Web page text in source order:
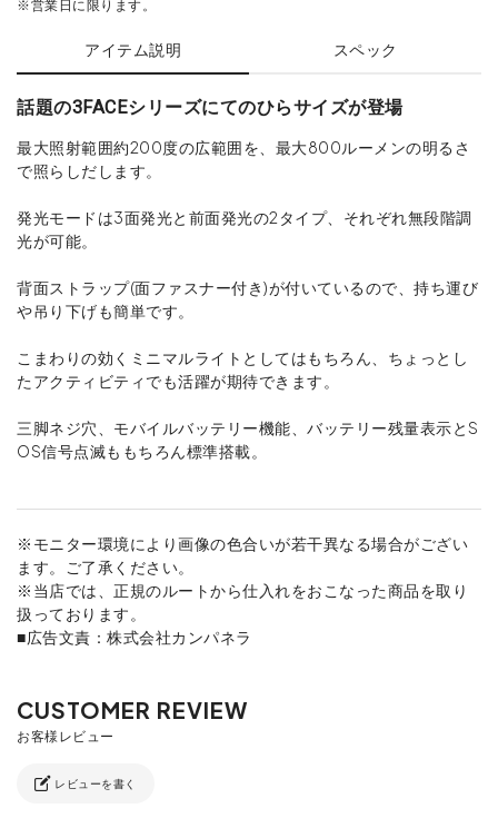
※営業日に限ります。
アイテム説明 スペック
話題の3FACEシリーズにてのひらサイズが登場
最大照射範囲約200度の広範囲を、最大800ルーメンの明るさ
で照らしだします。
発光モードは3面発光と前面発光の2タイプ、それぞれ無段階調
光が可能。
背面ストラップ(面ファスナー付き)が付いているので、持ち運び
や吊り下げも簡単です。
こまわりの効くミニマルライトとしてはもちろん、ちょっとし
たアクティビティでも活躍が期待できます。
三脚ネジ穴、モバイルバッテリー機能、バッテリー残量表示とS
OS信号点滅ももちろん標準搭載。
※モニター環境により画像の色合いが若干異なる場合がござい
ます。ご了承ください。
※当店では、正規のルートから仕入れをおこなった商品を取り
扱っております。
■広告文責：株式会社カンパネラ
レビューを書く